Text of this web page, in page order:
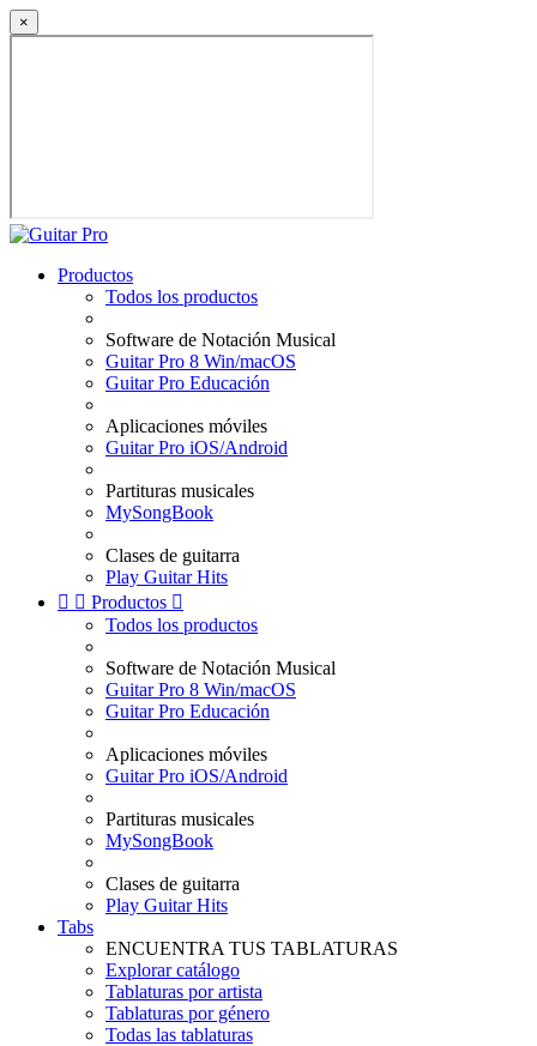
×
Productos
Todos los productos
Software de Notación Musical
Guitar Pro 8 Win/macOS
Guitar Pro Educación
Aplicaciones móviles
Guitar Pro iOS/Android
Partituras musicales
MySongBook
Clases de guitarra
Play Guitar Hits
  Productos 
Todos los productos
Software de Notación Musical
Guitar Pro 8 Win/macOS
Guitar Pro Educación
Aplicaciones móviles
Guitar Pro iOS/Android
Partituras musicales
MySongBook
Clases de guitarra
Play Guitar Hits
Tabs
ENCUENTRA TUS TABLATURAS
Explorar catálogo
Tablaturas por artista
Tablaturas por género
Todas las tablaturas